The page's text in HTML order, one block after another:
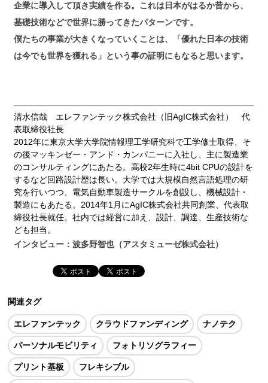
企業に導入して頂き実績を作る。これは日本がはるか昔から、
基礎技術などで世界に勝ってきたパターンです。
僕たちの事業が大きくなっていくことは、「優れた日本の技術
は今でも世界を獲れる」という事の証明にもなると思います。
清水信哉 エレファンテック株式会社（旧AgIC株式会社） 代
表取締役社長
2012年に東京大学大学院情報理工学研究科で工学修士取得、そ
の後マッキンゼー・アンド・カンパニーに入社し、主に製造業
のコンサルティングにあたる。高校2年生時に4bit CPUの設計を
するなど回路設計歴は長い。大学では大規模自然言語処理の研
究を行いつつ、電気自動車製造サークルを創設し、機械設計・
製造にもあたる。2014年1月にAgIC株式会社共同創業、代表取
締役社長就任。社内では経営に加え、設計、調達、生産技術な
ども担当。
インタビュー：波多野智也（アスタミューゼ株式会社）
関連タグ
エレファンテック クラウドファンディング ナノテク
パーソナルモビリティ フォトリソグラフィー
プリント基板 フレキシブル